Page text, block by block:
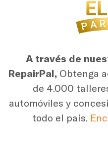
A través de
RepairPal, Obtenga
de 4.000
automóviles y
todo el país.